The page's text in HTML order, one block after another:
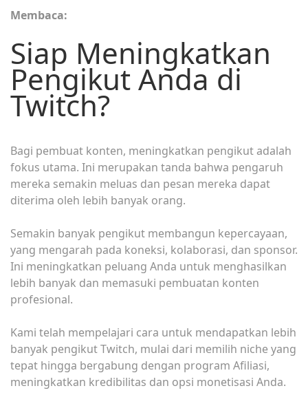
Membaca:
Siap Meningkatkan
Pengikut Anda di
Twitch?
Bagi pembuat konten, meningkatkan pengikut adalah
fokus utama. Ini merupakan tanda bahwa pengaruh
mereka semakin meluas dan pesan mereka dapat
diterima oleh lebih banyak orang.
Semakin banyak pengikut membangun kepercayaan,
yang mengarah pada koneksi, kolaborasi, dan sponsor.
Ini meningkatkan peluang Anda untuk menghasilkan
lebih banyak dan memasuki pembuatan konten
profesional.
Kami telah mempelajari cara untuk mendapatkan lebih
banyak pengikut Twitch, mulai dari memilih niche yang
tepat hingga bergabung dengan program Afiliasi,
meningkatkan kredibilitas dan opsi monetisasi Anda.